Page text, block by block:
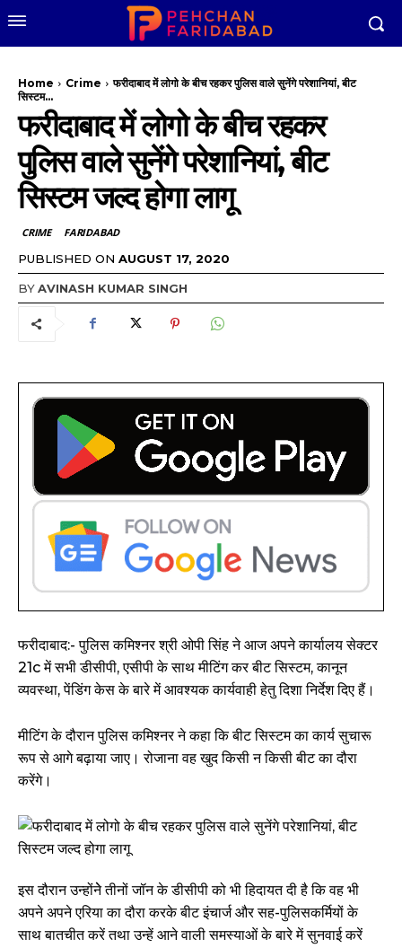
Home Crime
फरीदाबाद में लोगो के बीच रहकर पुलिस वाले सुनेंगे परेशानियां, बीट
सिस्टम...
फरीदाबाद में लोगो के बीच रहकर
पुलिस वाले सुनेंगे परेशानियां, बीट
सिस्टम जल्द होगा लागू
CRIME FARIDABAD
PUBLISHED ON AUGUST 17, 2020
BYAVINASH KUMAR SINGH
फरीदाबाद:- पुलिस कमिश्नर श्री ओपी सिंह ने आज अपने कार्यालय सेक्टर
21c में सभी डीसीपी, एसीपी के साथ मीटिंग कर बीट सिस्टम, कानून
व्यवस्था, पेंडिंग केस के बारे में आवश्यक कार्यवाही हेतु दिशा निर्देश दिए हैं।
मीटिंग के दौरान पुलिस कमिश्नर ने कहा कि बीट सिस्टम का कार्य सुचारू
रूप से आगे बढ़ाया जाए। रोजाना वह खुद किसी न किसी बीट का दौरा
करेंगे।
इस दौरान उन्होंनेे तीनों जॉन के डीसीपी को भी हिदायत दी है कि वह भी
अपने अपने एरिया का दौरा करके बीट इंचार्ज और सह-पुलिसकर्मियों के
साथ बातचीत करें तथा उन्हें आने वाली समस्याओं के बारे में सुनवाई करें